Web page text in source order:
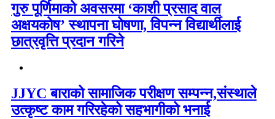
गुरु पूर्णिमाको अवसरमा ‘काशी प्रसाद वाल
अक्षयकोष’ स्थापना घोषणा, विपन्न विद्यार्थीलाई
छात्रवृत्ति प्रदान गरिने
JJYC बाराको सामाजिक परीक्षण सम्पन्न,संस्थाले
उत्कृष्ट काम गरिरहेको सहभागीको भनाई